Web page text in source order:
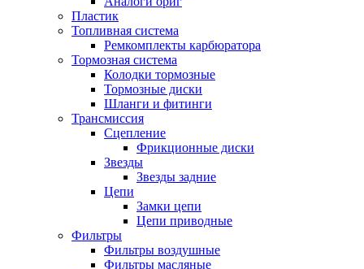
Пластик
Топливная система
Ремкомплекты карбюратора
Тормозная система
Колодки тормозные
Тормозные диски
Шланги и фитинги
Трансмиссия
Cцепление
Фрикционные диски
Звезды
Звезды задние
Цепи
Замки цепи
Цепи приводные
Фильтры
Фильтры воздушные
Фильтры масляные